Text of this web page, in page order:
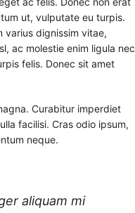
ut, vulputate eu turpis.
varius dignissim vitae,
ac molestie enim ligula nec
felis. Donec sit amet
Curabitur imperdiet
facilisi. Cras odio ipsum,
neque.
aliquam mi